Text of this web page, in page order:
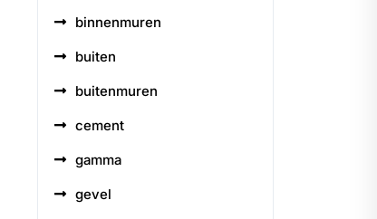
binnenmuren
buiten
buitenmuren
cement
gamma
gevel